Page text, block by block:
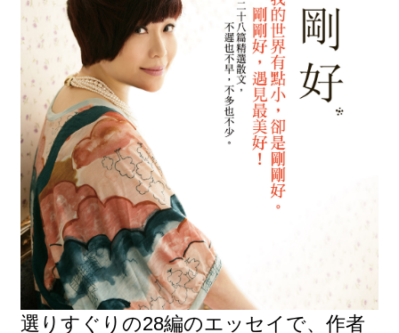
選りすぐりの28編のエッセイで、作者